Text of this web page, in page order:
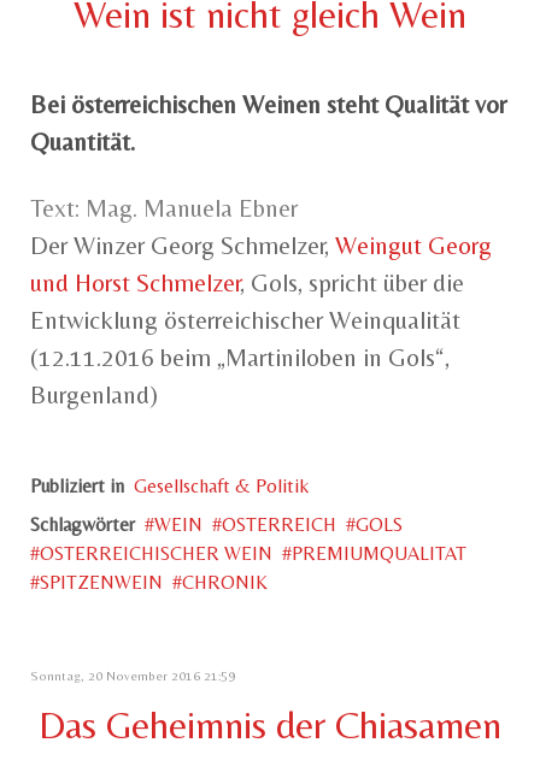
Wein ist nicht gleich Wein
Bei österreichischen Weinen steht Qualität vor
Quantität.
Text: Mag. Manuela Ebner
Der Winzer Georg Schmelzer, Weingut Georg
und Horst Schmelzer, Gols, spricht über die
Entwicklung österreichischer Weinqualität
(12.11.2016 beim „Martiniloben in Gols“,
Burgenland)
Publiziert in Gesellschaft & Politik
Schlagwörter
WEIN OSTERREICH
GOLS
OSTERREICHISCHER WEIN
PREMIUMQUALITAT
SPITZENWEIN
CHRONIK
Sonntag, 20 November 2016 21:59
Das Geheimnis der Chiasamen